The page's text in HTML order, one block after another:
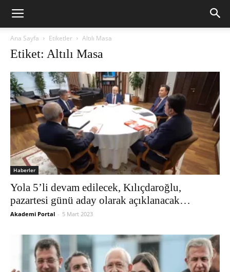
Ana Sayfa Etiketler Altılı Masa
Etiket: Altılı Masa
Haberler
Yola 5’li devam edilecek, Kılıçdaroğlu,
pazartesi günü aday olarak açıklanacak…
Akademi Portal - 5 Mart 2023